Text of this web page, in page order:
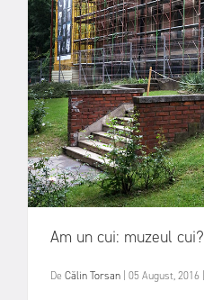
Am un cui: muzeul cui?
De Călin Torsan 05 August, 2016